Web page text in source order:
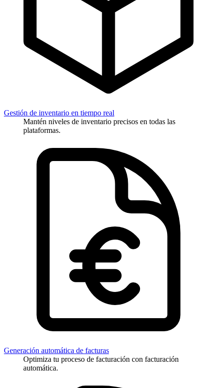
Gestión de inventario en tiempo real
Mantén niveles de inventario precisos en todas las
plataformas.
Generación automática de facturas
Optimiza tu proceso de facturación con facturación
automática.